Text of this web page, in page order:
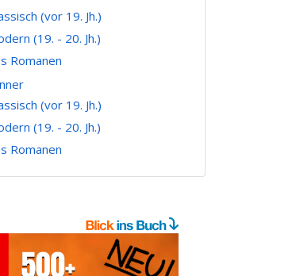
(vor 19. Jh.)
(19. - 20. Jh.)
Romanen
(vor 19. Jh.)
(19. - 20. Jh.)
Romanen